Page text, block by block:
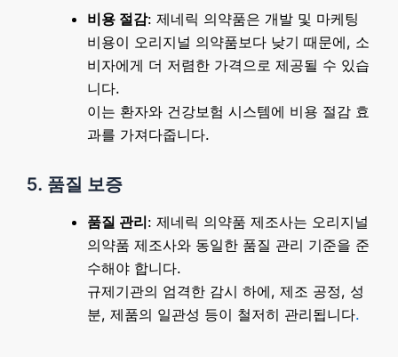
비용 절감: 제네릭 의약품은 개발 및 마케팅
비용이 오리지널 의약품보다 낮기 때문에, 소
비자에게 더 저렴한 가격으로 제공될 수 있습
니다.
이는 환자와 건강보험 시스템에 비용 절감 효
과를 가져다줍니다.
5. 품질 보증
품질 관리: 제네릭 의약품 제조사는 오리지널
의약품 제조사와 동일한 품질 관리 기준을 준
수해야 합니다.
규제기관의 엄격한 감시 하에, 제조 공정, 성
분, 제품의 일관성 등이 철저히 관리됩니다.